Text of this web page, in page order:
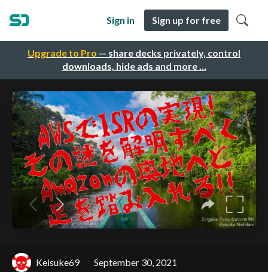
Upgrade to Pro — share decks privately, control
downloads, hide ads and more …
Sign in Sign up for free
Keisuke69 September 30, 2021